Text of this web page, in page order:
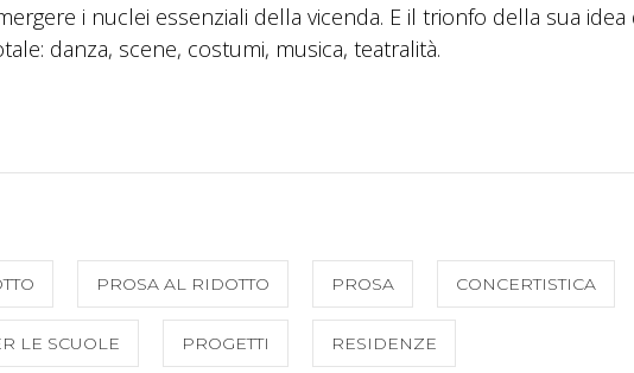
i nuclei essenziali della vicenda. E il trionfo della sua idea
danza, scene, costumi, musica, teatralità.
PROSA AL RIDOTTO PROSA CONCERTISTICA
LE SCUOLE PROGETTI RESIDENZE